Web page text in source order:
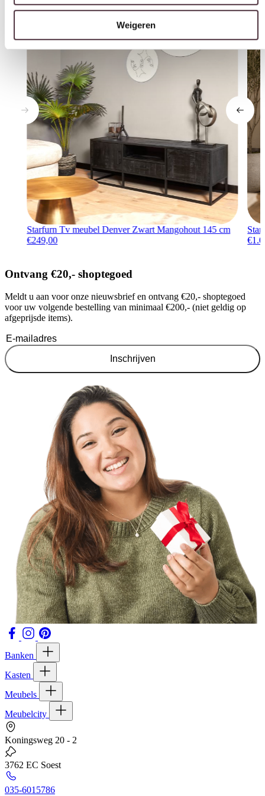
Weigeren
Starfurn Tv meubel Denver Zwart Mangohout 145 cm
€249,00
€
Ontvang €20,- shoptegoed
Meldt u aan voor onze nieuwsbrief en ontvang €20,- shoptegoed
voor uw volgende bestelling van minimaal €200,- (niet geldig op
afgeprijsde items).
Inschrijven
Banken
Kasten
Meubels
Meubelcity
Koningsweg 20 - 2
3762 EC Soest
035-6015786